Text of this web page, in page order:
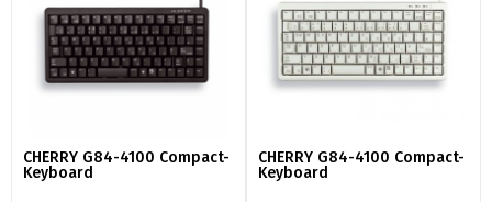
CHERRY G84-4100 Compact-
Keyboard
CHERRY G84-4100 Compact-
Keyboard